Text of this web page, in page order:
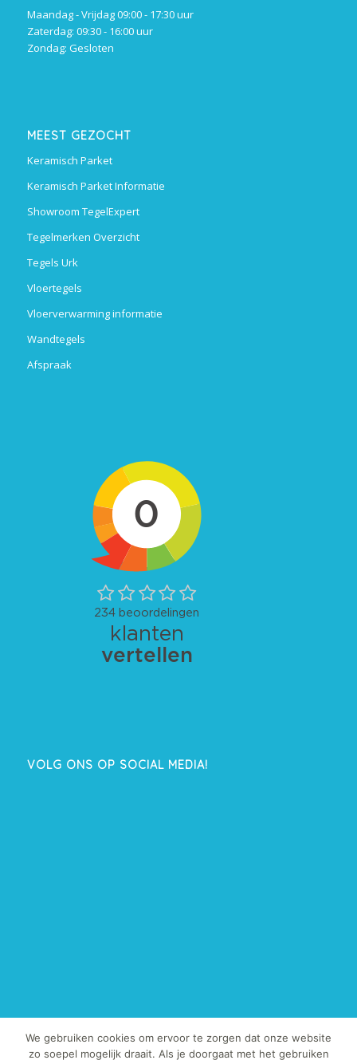
Maandag - Vrijdag 09:00 - 17:30 uur
Zaterdag: 09:30 - 16:00 uur
Zondag: Gesloten
MEEST GEZOCHT
Keramisch Parket
Keramisch Parket Informatie
Showroom TegelExpert
Tegelmerken Overzicht
Tegels Urk
Vloertegels
Vloerverwarming informatie
Wandtegels
Afspraak
VOLG ONS OP SOCIAL MEDIA!
We gebruiken cookies om ervoor te zorgen dat onze website
zo soepel mogelijk draait. Als je doorgaat met het gebruiken